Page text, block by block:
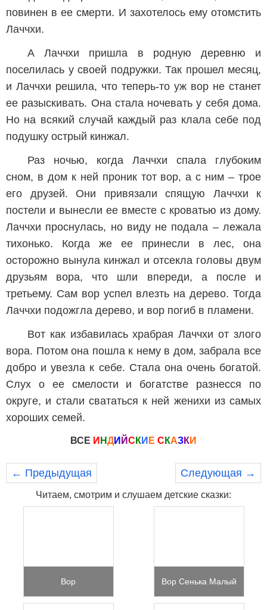
повинен в ее смерти. И захотелось ему отомстить
Лаччхи.
А Лаччхи пришла в родную деревню и
поселилась у своей подружки. Так прошел месяц,
и Лаччхи решила, что теперь-то уж вор не станет
ее разыскивать. Она стала ночевать у себя дома.
Но на всякий случай каждый раз клала себе под
подушку острый кинжал.
Раз ночью, когда Лаччхи спала глубоким
сном, в дом к ней проник тот вор, а с ним – трое
его друзей. Они привязали спящую Лаччхи к
постели и вынесли ее вместе с кроватью из дому.
Лаччхи проснулась, но виду не подала – лежала
тихонько. Когда же ее принесли в лес, она
осторожно вынула кинжал и отсекла головы двум
друзьям вора, что шли впереди, а после и
третьему. Сам вор успел влезть на дерево. Тогда
Лаччхи подожгла дерево, и вор погиб в пламени.
Вот как избавилась храбрая Лаччхи от злого
вора. Потом она пошла к нему в дом, забрала все
добро и увезла к себе. Стала она очень богатой.
Слух о ее смелости и богатстве разнесся по
округе, и стали свататься к ней женихи из самых
хороших семей.
ВСЕ И НДИ ЙС КИ Е С КАЗКИ
← Предыдущая Следующая →
Читаем, смотрим и слушаем детские сказки:
Вор Вор Сенька Малый